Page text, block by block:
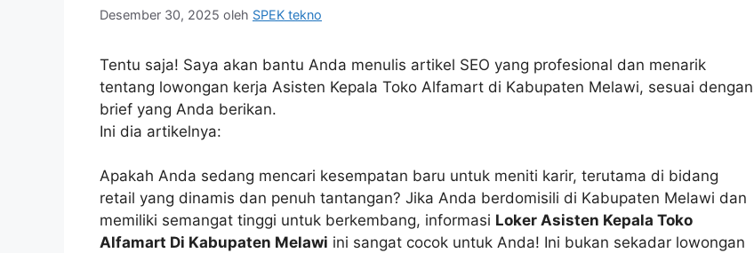
Desember 30, 2025 oleh SPEK tekno
Tentu saja! Saya akan bantu Anda menulis artikel SEO yang profesional dan menarik
tentang lowongan kerja Asisten Kepala Toko Alfamart di Kabupaten Melawi, sesuai dengan
brief yang Anda berikan.
Ini dia artikelnya:
Apakah Anda sedang mencari kesempatan baru untuk meniti karir, terutama di bidang
retail yang dinamis dan penuh tantangan? Jika Anda berdomisili di Kabupaten Melawi dan
memiliki semangat tinggi untuk berkembang, informasi Loker Asisten Kepala Toko
Alfamart Di Kabupaten Melawi ini sangat cocok untuk Anda! Ini bukan sekadar lowongan